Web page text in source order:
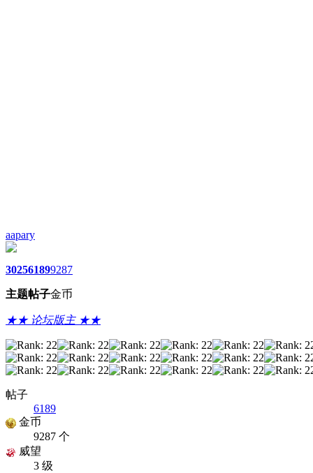
aapary
3025
主题
6189
帖子
9287
金币
★★ 论坛版主 ★★
帖子
6189
金币
9287 个
威望
3 级